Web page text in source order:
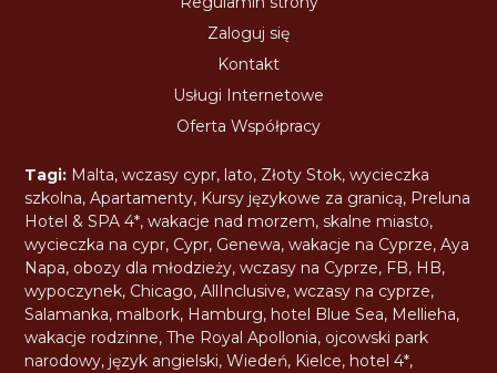
Zaloguj się
Kontakt
Usługi Internetowe
Oferta Współpracy
Tagi: Malta,wczasy cypr, lato, Złoty Stok,wycieczka
szkolna,Apartamenty, Kursy językowe za granicą, Preluna
Hotel & SPA 4*,wakacje nad morzem,skalne miasto,
wycieczka na cypr, Cypr, Genewa,wakacje na Cyprze,Aya
Napa, obozy dla młodzieży,wczasy na Cyprze, FB, HB,
wypoczynek, Chicago,AllInclusive,wczasy na cyprze,
Salamanka, malbork, Hamburg, hotel Blue Sea, Mellieha,
wakacje rodzinne,The Royal Apollonia, ojcowski park
narodowy, język angielski,Wiedeń, Kielce, hotel 4*,